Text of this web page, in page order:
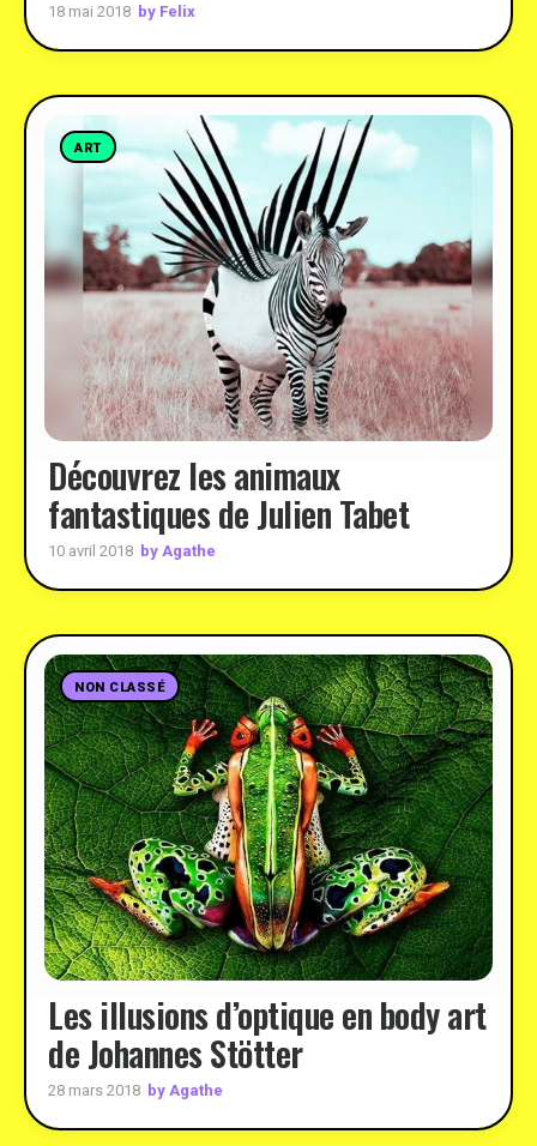
18 mai 2018 by Felix
ART
Découvrez les animaux
fantastiques de Julien Tabet
10 avril 2018 by Agathe
NON CLASSÉ
Les illusions d’optique en body art
de Johannes Stötter
28 mars 2018 by Agathe